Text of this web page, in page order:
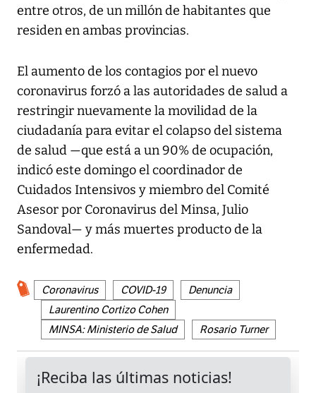
entre otros, de un millón de habitantes que
residen en ambas provincias.
El aumento de los contagios por el nuevo
coronavirus forzó a las autoridades de salud a
restringir nuevamente la movilidad de la
ciudadanía para evitar el colapso del sistema
de salud —que está a un 90% de ocupación,
indicó este domingo el coordinador de
Cuidados Intensivos y miembro del Comité
Asesor por Coronavirus del Minsa, Julio
Sandoval— y más muertes producto de la
enfermedad.
Coronavirus COVID-19
Denuncia
Laurentino Cortizo Cohen
MINSA: Ministerio de Salud
Rosario Turner